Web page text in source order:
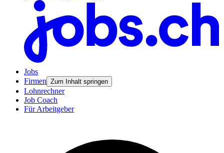
Jobs
Firmen Zum Inhalt springen
Lohnrechner
Job Coach
Für Arbeitgeber